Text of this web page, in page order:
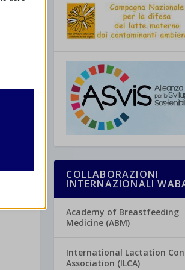
COLLABORAZIONI
INTERNAZIONALI
Academy of Breastfeeding
Medicine (ABM)
International Lactation
Association (ILCA)